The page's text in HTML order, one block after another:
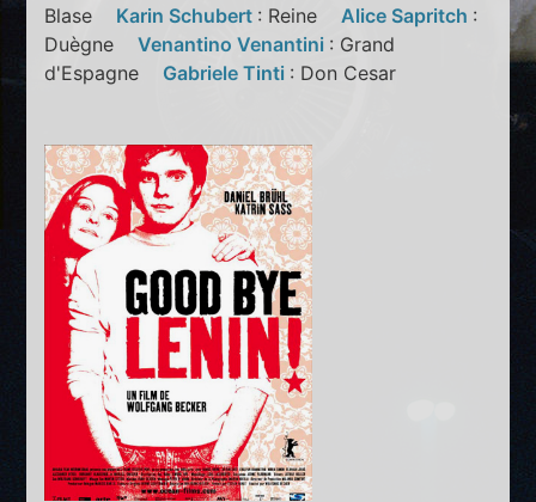
Blase Karin Schubert : Reine Alice Sapritch :
DuègneVenantino Venantini : Grand
d'Espagne Gabriele Tinti : Don Cesar